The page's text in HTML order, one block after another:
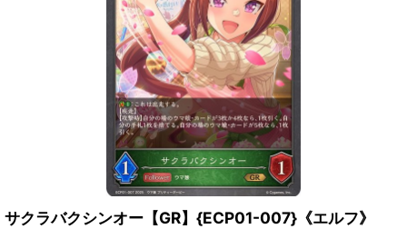
サクラバクシンオー【GR】{ECP01-007}《エルフ》